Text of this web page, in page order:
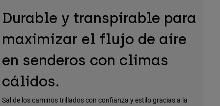
Durable y transpirable para
maximizar el flujo de aire
en senderos con climas
cálidos.
Sal de los caminos trillados con confianza y estilo gracias a la